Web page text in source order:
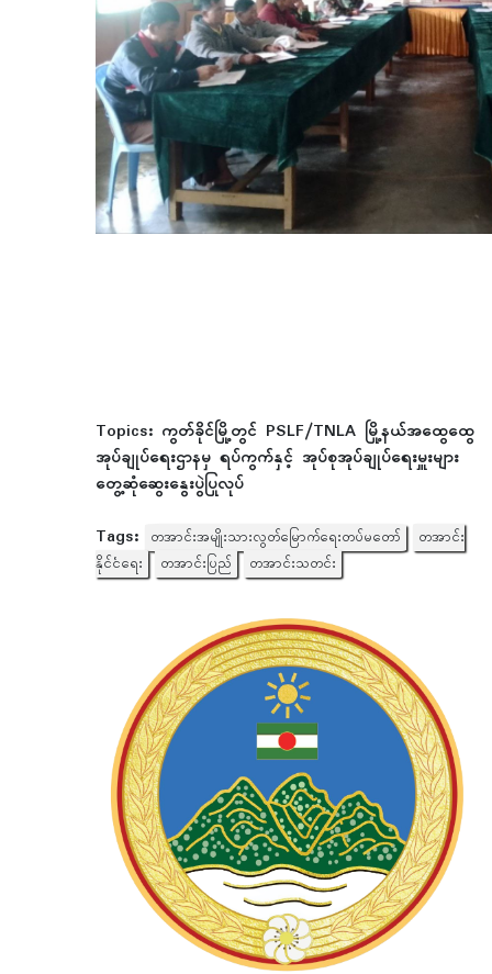
Topics:ကွတ်ခိုင်မြို့တွင် PSLF/TNLA မြို့နယ်အထွေထွေ
အုပ်ချုပ်ရေးဌာနမှ ရပ်ကွက်နှင့် အုပ်စုအုပ်ချုပ်ရေးမှူးများ
တွေ့ဆုံဆွေးနွေးပွဲပြုလုပ်
Tags:
တအာင်းအမျိုးသားလွတ်မြောက်ရေးတပ်မတော်
တအာင်း
နိုင်ငံရေး
တအာင်းပြည် တအာင်းသတင်း